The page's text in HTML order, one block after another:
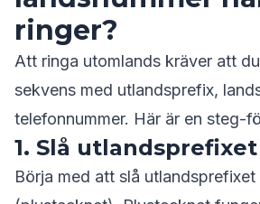
ringer?
Att ringa utomlands kräver att
sekvens med utlandsprefix,
telefonnummer. Här är en steg-
1. Slå utlandsprefixet
Börja med att slå utlandsprefixet